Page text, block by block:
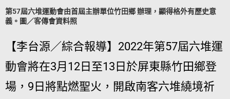
第57屆六堆運動會由首屆主辦單位竹田鄉 辦理，顯得格外有歷史意
義。圖／客傳會資料照
【李台源／綜合報導】2022年第57屆六堆運
動會將在3月12日至13日於屏東縣竹田鄉登
場，9日將點燃聖火，開啟南客六堆繞境祈